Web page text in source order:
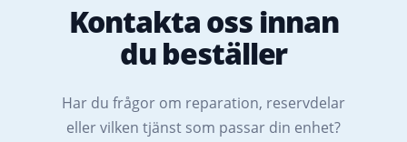
Kontakta oss innan
du beställer
Har du frågor om reparation, reservdelar
eller vilken tjänst som passar din enhet?